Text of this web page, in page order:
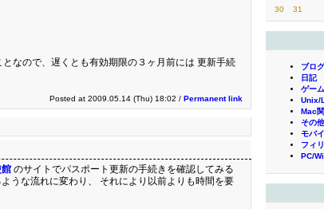
30
31
ブロ
日記
ゲー
Unix/
Mac
その他
モバ
フィ
PC/
なので、遅くとも有効期限の３ヶ月前には 更新手続
Posted at 2009.05.14 (Thu) 18:02 / Permanent link
のサイトでパスポート更新の手続きを確認してみる
うな流れに変わり、 それにより以前よりも時間を要